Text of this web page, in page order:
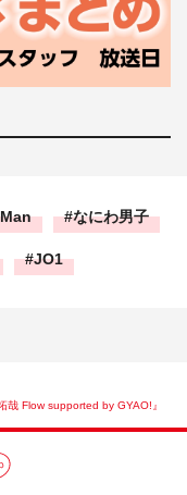
なにわ男子
JO1
哉 Flow supported by GYAO!』